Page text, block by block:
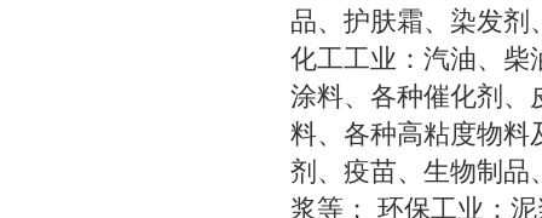
品、护肤霜、染发剂
化工工业：汽油、柴
涂料、各种催化剂、
料、各种高粘度物料
剂、疫苗、生物制品
浆等； 环保工业：